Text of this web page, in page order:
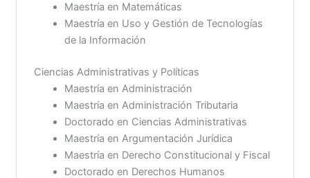
Maestría en Matemáticas
Maestría en Uso y Gestión de Tecnologías
de la Información
Ciencias Administrativas y Políticas
Maestría en Administración
Maestría en Administración Tributaria
Doctorado en Ciencias Administrativas
Maestría en Argumentación Jurídica
Maestría en Derecho Constitucional y Fiscal
Doctorado en Derechos Humanos